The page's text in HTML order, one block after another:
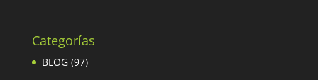
Categorías
BLOG(97)